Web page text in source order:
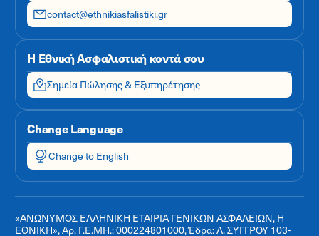
contact@ethnikiasfalistiki.gr
Η Εθνική Ασφαλιστική κοντά σου
Σημεία Πώλησης & Εξυπηρέτησης
Change Language
Change to English
«ΑΝΩΝΥΜΟΣ ΕΛΛΗΝΙΚΗ ΕΤΑΙΡΙΑ ΓΕΝΙΚΩΝ ΑΣΦΑΛΕΙΩΝ, Η
ΕΘΝΙΚΗ», Αρ. Γ.Ε.ΜΗ.: 000224801000, Έδρα: Λ. ΣΥΓΓΡΟΥ 103-